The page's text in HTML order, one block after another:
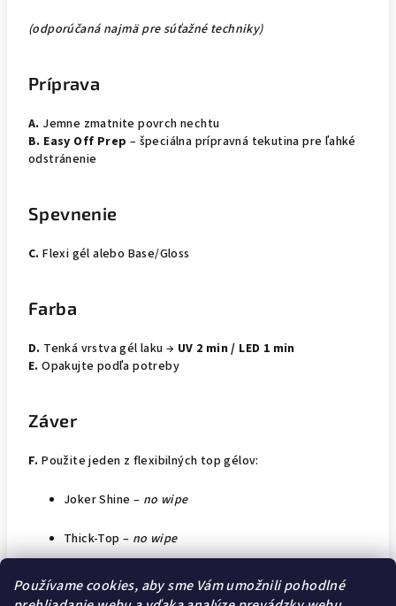
Používame cookies, aby sme Vám umožnili pohodlné
(odporúčaná najmä pre súťažné techniky)
Príprava
A. Jemne zmatnite povrch nechtu
B. Easy Off Prep – špeciálna prípravná tekutina pre ľahké
odstránenie
Spevnenie
C. Flexi gél alebo Base/Gloss
Farba
D. Tenká vrstva gél laku → UV 2 min / LED 1 min
E. Opakujte podľa potreby
Záver
F. Použite jeden z flexibilných top gélov:
Joker Shine – no wipe
Thick-Top – no wipe
Matte&Go – no wipe